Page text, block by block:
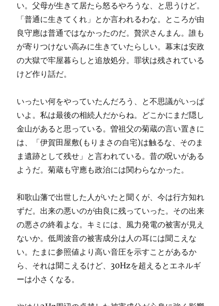
い。父母が生きて居たら怒るやろうな、と思うけど。
「普通に生きてくれ」とか言われるわな。ところが由
良守應は普通ではなかったのだ。贅沢さんまん。誰も
が寄りつけない高みに生きていたらしい。幕末は安政
の大獄で牢屋暮らしと追放処分。罪状は残されている
けど作り話だ。
いったい何をやっていたんだろう、と不思議がいっぱ
いよ。私は最後の相続人だからね。どこかにまだ隠し
金山があると思っている。曽祖父の菊蔵の言い置きに
は、「伊賀田屋敷(もりまさの自宅)は触るな、そのま
ま遺跡として残せ」と言われている。昔の呪いがある
ようだ。菊蔵も守應も政治には関わらなかった。
和歌山藩で出世した人がいたと聞くが、今は行方知れ
ずだ。出来の悪いのが由良に残っていった。その出来
の悪さの終着よな。キミには、風力発電の被害が見え
ないか。低周波音の被害成分は人の耳には聞こえな
い。たまに参照値より高い音圧を示すことがあるか
ら、それは聞こえるけど、30Hzを超えるとエネルギ
ーは小さくなる。